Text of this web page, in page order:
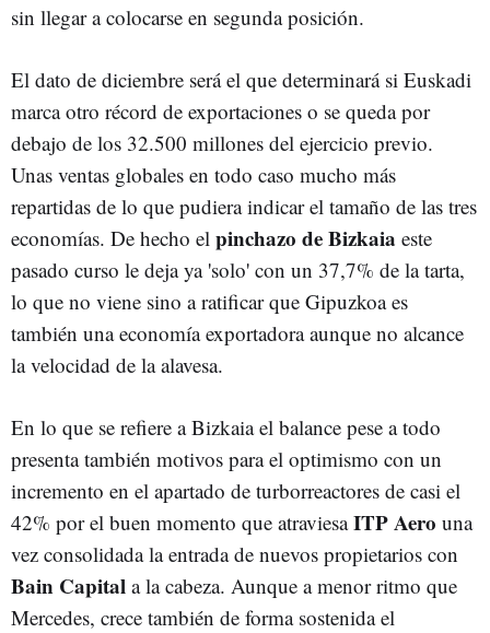
sin llegar a colocarse en segunda posición.
El dato de diciembre será el que determinará si Euskadi
marca otro récord de exportaciones o se queda por
debajo de los 32.500 millones del ejercicio previo.
Unas ventas globales en todo caso mucho más
repartidas de lo que pudiera indicar el tamaño de las tres
economías. De hecho el pinchazo de Bizkaia este
pasado curso le deja ya 'solo' con un 37,7% de la tarta,
lo que no viene sino a ratificar que Gipuzkoa es
también una economía exportadora aunque no alcance
la velocidad de la alavesa.
En lo que se refiere a Bizkaia el balance pese a todo
presenta también motivos para el optimismo con un
incremento en el apartado de turborreactores de casi el
42% por el buen momento que atraviesaITP Aero una
vez consolidada la entrada de nuevos propietarios con
Bain Capital a la cabeza. Aunque a menor ritmo que
Mercedes, crece también de forma sostenida el